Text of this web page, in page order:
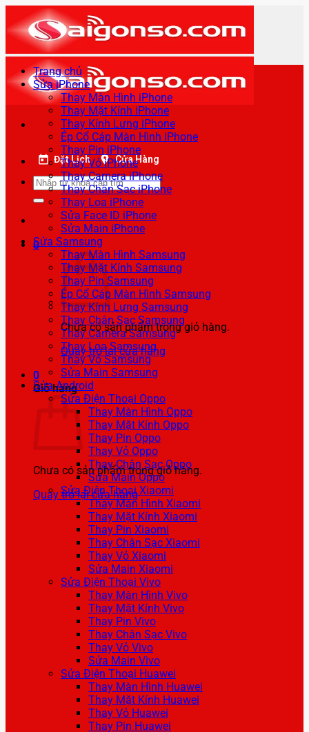
qua
nội
dung
Đặt Lịch Cửa Hàng
Tìm
kiếm:
0
Chưa có sản phẩm trong giỏ hàng.
Quay trở lại cửa hàng
0
Giỏ hàng
Chưa có sản phẩm trong giỏ hàng.
Quay trở lại cửa hàng
Trang chủ
Sửa iPhone
Thay Màn Hình iPhone
Thay Mặt Kính iPhone
Thay Kính Lưng iPhone
Ép Cổ Cáp Màn Hình iPhone
Thay Pin iPhone
Thay Vỏ iPhone
Thay Camera iPhone
Thay Chân Sạc iPhone
Thay Loa iPhone
Sửa Face ID iPhone
Sửa Main iPhone
Sửa Samsung
Thay Màn Hình Samsung
Thay Mặt Kính Samsung
Thay Pin Samsung
Ép Cổ Cáp Màn Hình Samsung
Thay Kính Lưng Samsung
Thay Chân Sạc Samsung
Thay Camera Samsung
Thay Loa Samsung
Thay Vỏ Samsung
Sửa Main Samsung
Sửa Android
Sửa Điện Thoại Oppo
Thay Màn Hình Oppo
Thay Mặt Kính Oppo
Thay Pin Oppo
Thay Vỏ Oppo
Thay Chân Sạc Oppo
Sửa Main Oppo
Sửa Điện Thoại Xiaomi
Thay Màn Hình Xiaomi
Thay Mặt Kính Xiaomi
Thay Pin Xiaomi
Thay Chân Sạc Xiaomi
Thay Vỏ Xiaomi
Sửa Main Xiaomi
Sửa Điện Thoại Vivo
Thay Màn Hình Vivo
Thay Mặt Kính Vivo
Thay Pin Vivo
Thay Chân Sạc Vivo
Thay Vỏ Vivo
Sửa Main Vivo
Sửa Điện Thoại Huawei
Thay Màn Hình Huawei
Thay Mặt Kính Huawei
Thay Vỏ Huawei
Thay Pin Huawei